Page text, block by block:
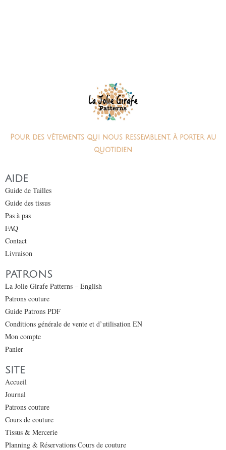
Pour des vêtements qui nous ressemblent, à porter au
quotidien
AIDE
Guide de Tailles
Guide des tissus
Pas à pas
FAQ
Contact
Livraison
PATRONS
La Jolie Girafe Patterns – English
Patrons couture
Guide Patrons PDF
Conditions générale de vente et d’utilisation EN
Mon compte
Panier
SITE
Accueil
Journal
Patrons couture
Cours de couture
Tissus & Mercerie
Planning & Réservations Cours de couture